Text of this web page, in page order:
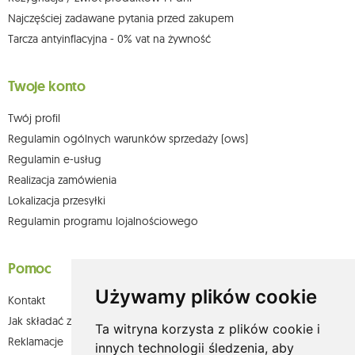
Używamy plików cookie
Ta witryna korzysta z plików cookie i
innych technologii śledzenia, aby
Najczęściej zadawane pytania przed zakupem
Tarcza antyinflacyjna - 0% vat na żywność
Twoje konto
Twój profil
Regulamin ogólnych warunków sprzedaży (ows)
Regulamin e-usług
Realizacja zamówienia
Lokalizacja przesyłki
Regulamin programu lojalnościowego
Pomoc
Kontakt
Jak składać zamówienia w sklepie olium.pl?
Reklamacje